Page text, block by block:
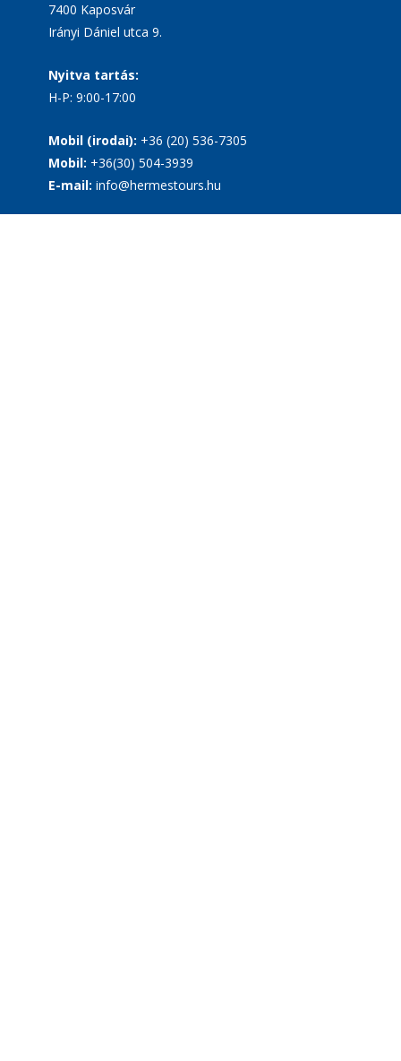
7400 Kaposvár
Irányi Dániel utca 9.
Nyitva tartás:
H-P: 9:00-17:00
Mobil (irodai): +36 (20) 536-7305
Mobil: +36(30) 504-3939
E-mail: info@hermestours.hu